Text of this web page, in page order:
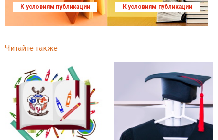
К условиям публикации К условиям публикации
Читайте также